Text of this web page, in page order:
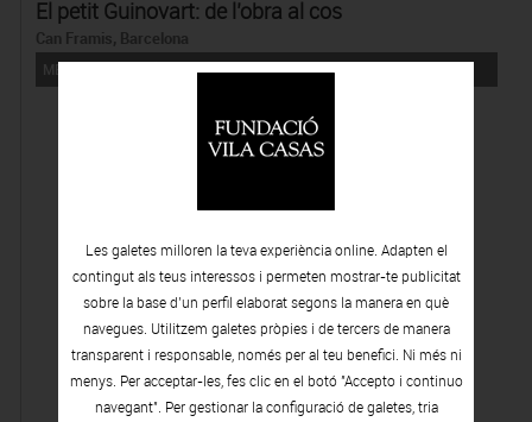
El petit Guinovart: de l’obra al cos
Can Framis, Barcelona
MÉS INFORMACIÓ I RESERVES
Les galetes milloren la teva experiència online. Adapten el
contingut als teus interessos i permeten mostrar-te publicitat
sobre la base d’un perfil elaborat segons la manera en què
navegues. Utilitzem galetes pròpies i de tercers de manera
transparent i responsable, només per al teu benefici. Ni més ni
menys. Per acceptar-les, fes clic en el botó "Accepto i continuo
navegant". Per gestionar la configuració de galetes, tria